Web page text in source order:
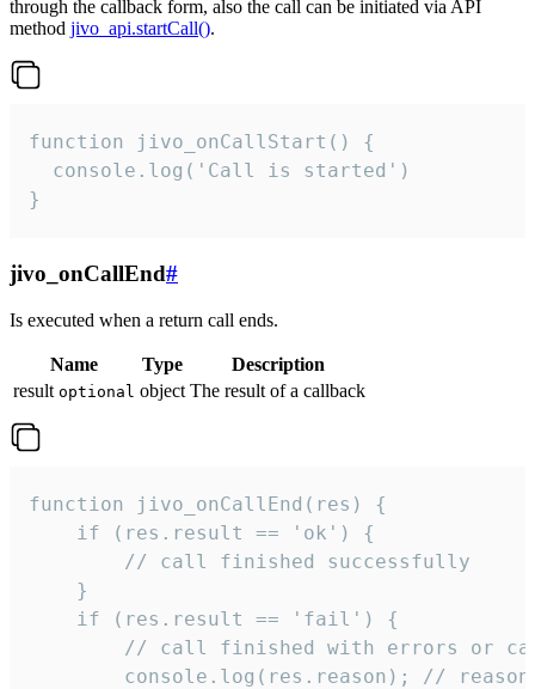
through the callback form, also the call can be initiated via API
method jivo_api.startCall().
function jivo_onCallStart() {
  console.log('Call is started')
}
jivo_onCallEnd#
Is executed when a return call ends.
Name Type
Description
result optional object The result of a callback
function jivo_onCallEnd(res) {
    if (res.result == 'ok') {
        // call finished successfully
    }
    if (res.result == 'fail') {
// call finished with errors or
console.log(res.reason); //